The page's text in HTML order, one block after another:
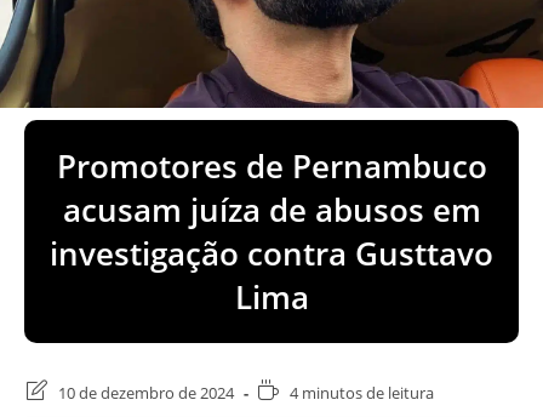
Promotores de Pernambuco
acusam juíza de abusos em
investigação contra Gusttavo
Lima
Última10 de dezembro de 2024
Tempo4 minutos de leitura